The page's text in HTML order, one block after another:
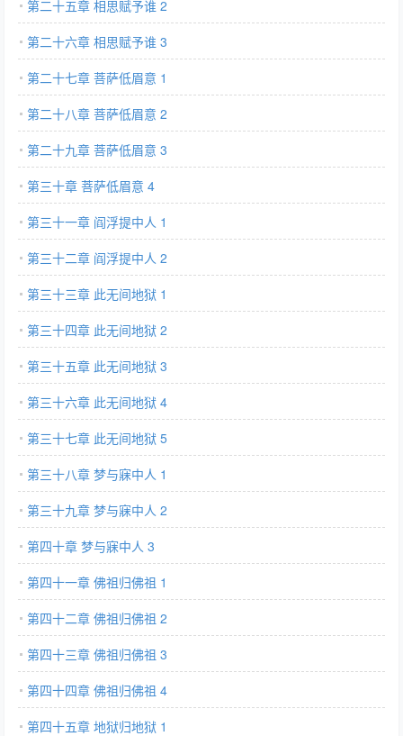
第二十五章 相思赋予谁 2
第二十六章 相思赋予谁 3
第二十七章 菩萨低眉意 1
第二十八章 菩萨低眉意 2
第二十九章 菩萨低眉意 3
第三十章 菩萨低眉意 4
第三十一章 阎浮提中人 1
第三十二章 阎浮提中人 2
第三十三章 此无间地狱 1
第三十四章 此无间地狱 2
第三十五章 此无间地狱 3
第三十六章 此无间地狱 4
第三十七章 此无间地狱 5
第三十八章 梦与寐中人 1
第三十九章 梦与寐中人 2
第四十章 梦与寐中人 3
第四十一章 佛祖归佛祖 1
第四十二章 佛祖归佛祖 2
第四十三章 佛祖归佛祖 3
第四十四章 佛祖归佛祖 4
第四十五章 地狱归地狱 1